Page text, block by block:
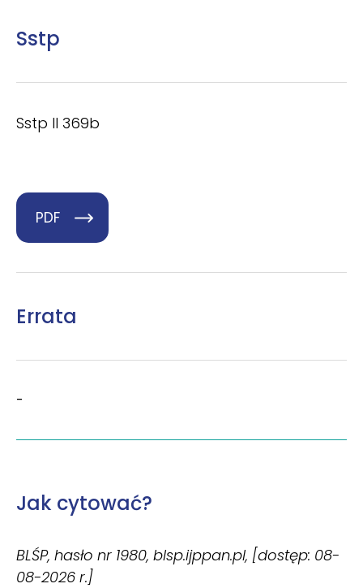
Sstp
Sstp II 369b
PDF
Errata
-
Jak cytować?
BLŚP, hasło nr 1980, blsp.ijppan.pl, [dostęp: 08-
08-2026 r.]